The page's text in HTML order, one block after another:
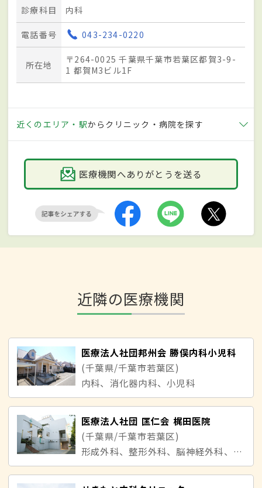
診療科目 内科
電話番号 043-234-0220
所在地
〒264-0025 千葉県千葉市若葉区都賀3-9-
1 都賀M3ビル1F
近くのエリア・駅からクリニック・病院を探す
医療機関へありがとうを送る
近隣の医療機関
医療法人社団邦州会 勝俣内科小児科
(千葉県/千葉市若葉区)
内科、消化器内科、小児科
医療法人社団 匡仁会 梶田医院
(千葉県/千葉市若葉区)
形成外科、整形外科、脳神経外科、内科、外科、皮膚科